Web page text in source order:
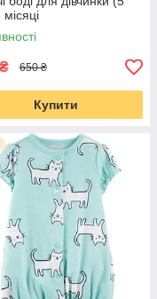
₴ 650 ₴
Купити